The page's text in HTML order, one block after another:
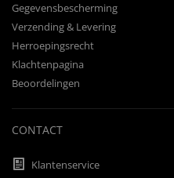
Gegevensbescherming
Verzending & Levering
Herroepingsrecht
Klachtenpagina
Beoordelingen
CONTACT
Klantenservice